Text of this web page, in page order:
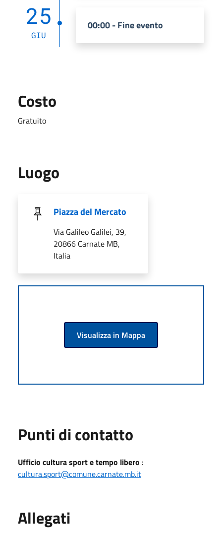
25
GIU
00:00 - Fine evento
Costo
Gratuito
Luogo
Piazza del Mercato
Via Galileo Galilei, 39,
20866 Carnate MB,
Italia
Visualizza in Mappa
Punti di contatto
Ufficio cultura sport e tempo libero :
cultura.sport@comune.carnate.mb.it
Allegati